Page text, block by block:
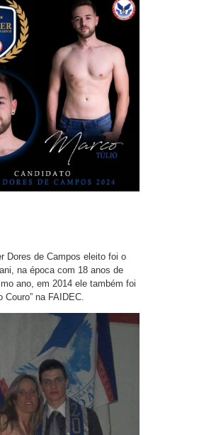
Dores de Campos eleito foi o
na época com 18 anos de
ano, em 2014 ele também foi
Couro” na FAIDEC.